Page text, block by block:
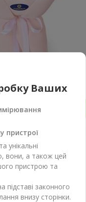
Ваших
пристрої
унікальні
вони, а також цей
пристрою та
підставі законного
внизу сторінки.